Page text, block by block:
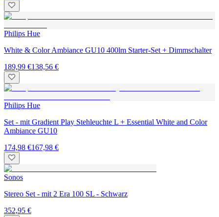
Philips Hue
White & Color Ambiance GU10 400lm Starter-Set + Dimmschalter
189,99 €138,56 €
Philips Hue
Set - mit Gradient Play Stehleuchte L + Essential White and Color
Ambiance GU10
174,98 €167,98 €
Sonos
Stereo Set - mit 2 Era 100 SL - Schwarz
352,95 €